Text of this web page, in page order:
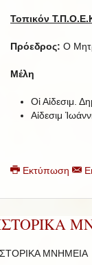
Τοπικόν
Πρόεδρος: Ο
Μέλη
Οἱ Αἰδεσιμ.
Αἰδεσιμ
Εκτύπωση
ΜΝΗΜΕΙΑ